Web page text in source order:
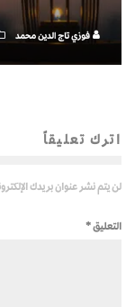
فوزي تاج الدين محمد
اترك تعليقاً
لن يتم نشر عنوان بريدك
التعليق*